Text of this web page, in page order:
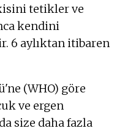
tetikler ve
kendini
6 aylıktan itibaren
(WHO) göre
ve ergen
size daha fazla